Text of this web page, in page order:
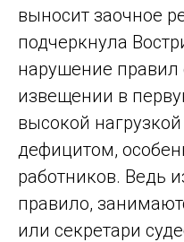
выносит заочное
подчеркнула
нарушение
извещении в
высокой
дефицитом,
работников. Ведь
правило,
или секретари